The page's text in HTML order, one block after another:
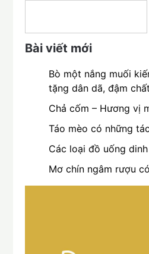
Bài viết mới
Bò một nắng muối
tặng dân dã, đậm
Chả cốm – Hương vị
Táo mèo có những
Các loại đồ uống
Mơ chín ngâm rượu